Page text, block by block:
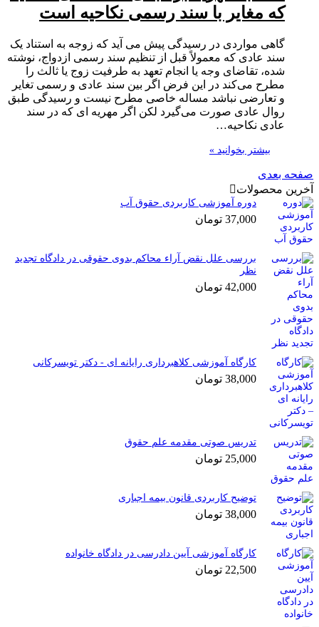
که مغایر با سند رسمی نکاحیه است
گاهی مواردی در رسیدگی پیش می آید که زوجه به استناد یک
سند عادی که معمولاً قبل از تنظیم سند رسمی ازدواج، نوشته
شده، تقاضای وجه یا انجام تعهد به طرفیت زوج یا ثالث را
مطرح می‌کند در این فرض اگر بین سند عادی و رسمی تغایر
و تعارضی نباشد مساله خاصی مطرح نیست و رسیدگی طبق
روال عادی صورت می‌گیرد لکن اگر مهریه ای که در سند
عادی نکاحیه…
بیشتر بخوانید »
صفحه بعدی
آخرین محصولات
دوره آموزشی کاربردی حقوق آب
37,000 تومان
بررسی علل نقض آراء محاکم بدوی حقوقی در دادگاه تجدید
نظر
42,000 تومان
کارگاه آموزشی کلاهبرداری رایانه ای - دکتر تویسرکانی
38,000 تومان
تدریس صوتی مقدمه علم حقوق
25,000 تومان
توضیح کاربردی قانون بیمه اجباری
38,000 تومان
کارگاه آموزشی آیین دادرسی در دادگاه خانواده
22,500 تومان